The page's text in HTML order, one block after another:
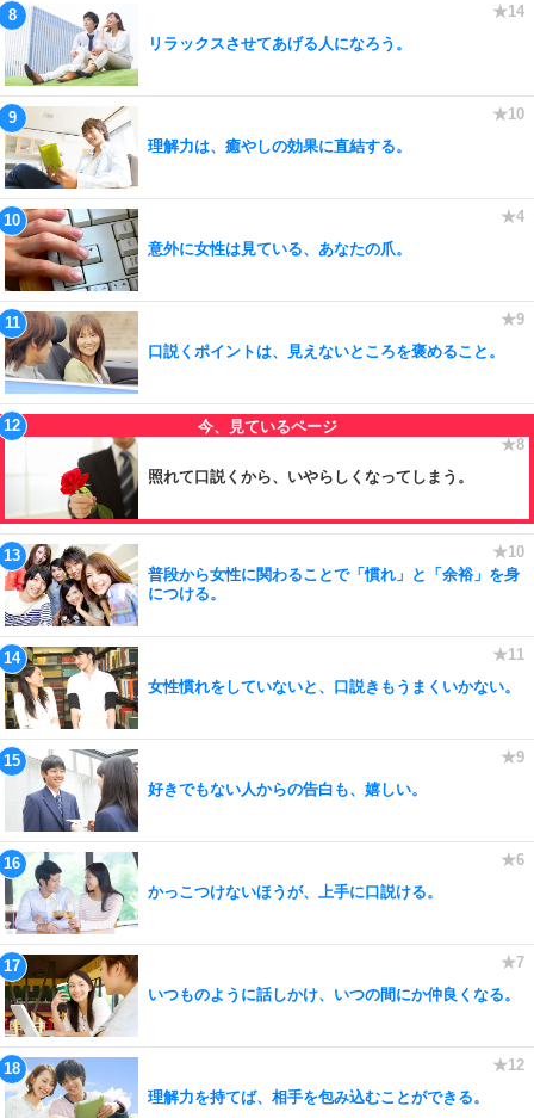
リラックスさせてあげる人になろう。
理解力は、癒やしの効果に直結する。
意外に女性は見ている、あなたの爪。
口説くポイントは、見えないところを褒めること。
照れて口説くから、いやらしくなってしまう。
普段から女性に関わることで「慣れ」と「余裕」を身
につける。
女性慣れをしていないと、口説きもうまくいかない。
好きでもない人からの告白も、嬉しい。
かっこつけないほうが、上手に口説ける。
いつものように話しかけ、いつの間にか仲良くなる。
理解力を持てば、相手を包み込むことができる。